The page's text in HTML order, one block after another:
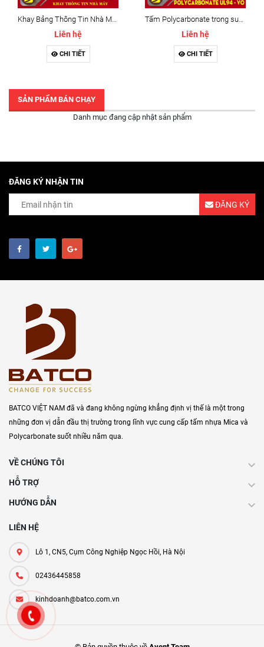
Khay Bảng Thông Tin Nhà Máy
Liên hệ
CHI TIẾT
Tấm Polycarbonate trong suốt chuẩn chống cháy UL94-V0
Liên hệ
CHI TIẾT
SẢN PHẨM BÁN CHẠY
Danh mục đang cập nhật sản phẩm
ĐĂNG KÝ NHẬN TIN
ĐĂNG KÝ
BATCO VIỆT NAM đã và đang không ngừng khẳng định vị thế là một trong
những đơn vị dẫn đầu thị trường trong lĩnh vực cung cấp tấm nhựa Mica và
Polycarbonate suốt nhiều năm qua.
VỀ CHÚNG TÔI
HỖ TRỢ
HƯỚNG DẪN
LIÊN HỆ
Lô 1, CN5, Cụm Công Nghiệp Ngọc Hồi, Hà Nội
02436445858
kinhdoanh@batco.com.vn